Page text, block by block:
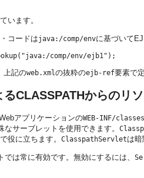
います。
コードはjava:/comp/envに基づいて
上記のweb.xmlの抜粋のejb-ref要素で
CLASSPATHからのリ
アプリケーションのWEB-INF/classes
なサーブレットを使用できます。
役に立ちます。 ClasspathServletは
では常に有効です。無効にするには、